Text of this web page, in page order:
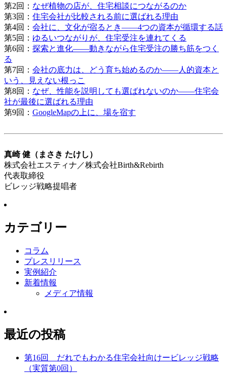
第2回： なぜ植物の店が、住宅相談につながるのか
第3回： 住宅会社が比較される前に選ばれる理由
第4回： 会社に、文化が宿るとき――4つの資本が循環する話
第5回： ゆるいつながりが、住宅受注を連れてくる
第6回： 探索と進化――動きながら住宅受注の勝ち筋をつく
る
第7回： 会社の底力は、どう育ち始めるのか――人的資本と
いう、見えない根っこ
第8回： なぜ、性能を説明しても選ばれないのか――住宅会
社が最後に選ばれる理由
第9回： GoogleMapの上に、場を宿す
真崎 健（まさき たけし）
株式会社エスティナ／株式会社Birth&Rebirth
代表取締役
ビレッジ戦略提唱者
カテゴリー
コラム
プレスリリース
実例紹介
新着情報
メディア情報
最近の投稿
第16回 だれでもわかる住宅会社向けービレッジ戦略
（実質第0回）